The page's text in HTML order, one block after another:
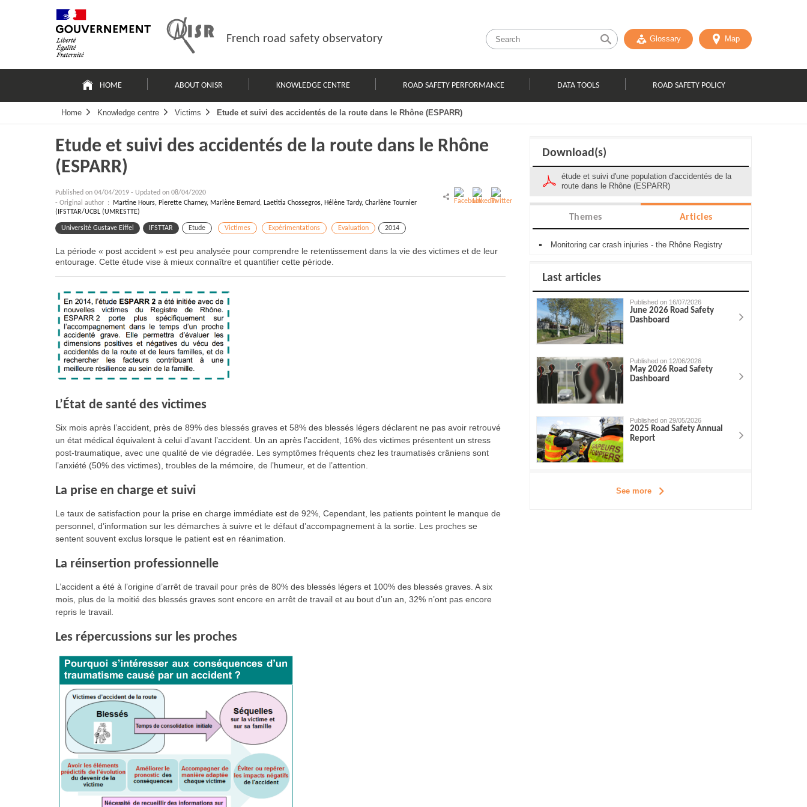
French road safety observatory Glossary Map
principale
HOME ABOUT ONISR KNOWLEDGE CENTRE ROAD SAFETY PERFORMANCE DATA TOOLS ROAD SAFETY POLICY
Home Knowledge centre Victims Etude et suivi des accidentés de la route dans le Rhône (ESPARR)
Etude et suivi des accidentés de la route dans le Rhône
(ESPARR)
Published on 04/04/2019 - Updated on 08/04/2020
- Original author :
Martine Hours, Pierette Charney, Marlène Bernard, Laetitia Chossegros, Hélène Tardy, Charlène Tournier
(IFSTTAR/UCBL (UMRESTTE)
Université Gustave Eiffel IFSTTAR Etude Victimes Expérimentations Evaluation 2014
La période « post accident » est peu analysée pour comprendre le retentissement dans la vie des victimes et de leur
entourage. Cette étude vise à mieux connaître et quantifier cette période.
L’État de santé des victimes
Six mois après l’accident, près de 89% des blessés graves et 58% des blessés légers déclarent ne pas avoir retrouvé
un état médical équivalent à celui d’avant l’accident. Un an après l’accident, 16% des victimes présentent un stress
post-traumatique, avec une qualité de vie dégradée. Les symptômes fréquents chez les traumatisés crâniens sont
l’anxiété (50% des victimes), troubles de la mémoire, de l’humeur, et de l’attention.
La prise en charge et suivi
Le taux de satisfaction pour la prise en charge immédiate est de 92%, Cependant, les patients pointent le manque de
personnel, d’information sur les démarches à suivre et le défaut d’accompagnement à la sortie. Les proches se
sentent souvent exclus lorsque le patient est en réanimation.
La réinsertion professionnelle
L’accident a été à l’origine d’arrêt de travail pour près de 80% des blessés légers et 100% des blessés graves. A six
mois, plus de la moitié des blessés graves sont encore en arrêt de travail et au bout d’un an, 32% n’ont pas encore
repris le travail.
Les répercussions sur les proches
Download(s)
étude et suivi d'une population d'accidentés de la
route dans le Rhône (ESPARR)
Themes Articles
Monitoring car crash injuries - the Rhône Registry
Last articles
Published on 16/07/2026
June 2026 Road Safety
Dashboard
Published on 12/06/2026
May 2026 Road Safety
Dashboard
Published on 29/05/2026
2025 Road Safety Annual
Report
See more